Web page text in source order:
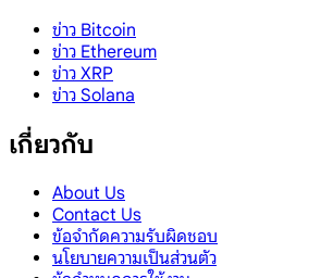
ข่าว Bitcoin
ข่าว Ethereum
ข่าว XRP
ข่าว Solana
เกี่ยวกับ
About Us
Contact Us
ข้อจำกัดความรับผิดชอบ
นโยบายความเป็นส่วนตัว